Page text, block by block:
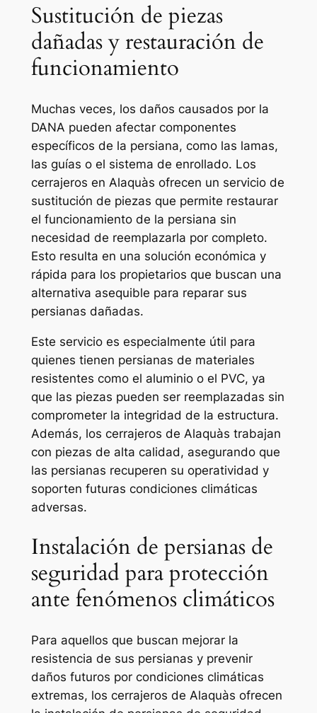
Sustitución de piezas
dañadas y restauración de
funcionamiento
Muchas veces, los daños causados por la
DANA pueden afectar componentes
específicos de la persiana, como las lamas,
las guías o el sistema de enrollado. Los
cerrajeros en Alaquàs ofrecen un servicio de
sustitución de piezas que permite restaurar
el funcionamiento de la persiana sin
necesidad de reemplazarla por completo.
Esto resulta en una solución económica y
rápida para los propietarios que buscan una
alternativa asequible para reparar sus
persianas dañadas.
Este servicio es especialmente útil para
quienes tienen persianas de materiales
resistentes como el aluminio o el PVC, ya
que las piezas pueden ser reemplazadas sin
comprometer la integridad de la estructura.
Además, los cerrajeros de Alaquàs trabajan
con piezas de alta calidad, asegurando que
las persianas recuperen su operatividad y
soporten futuras condiciones climáticas
adversas.
Instalación de persianas de
seguridad para protección
ante fenómenos climáticos
Para aquellos que buscan mejorar la
resistencia de sus persianas y prevenir
daños futuros por condiciones climáticas
extremas, los cerrajeros de Alaquàs ofrecen